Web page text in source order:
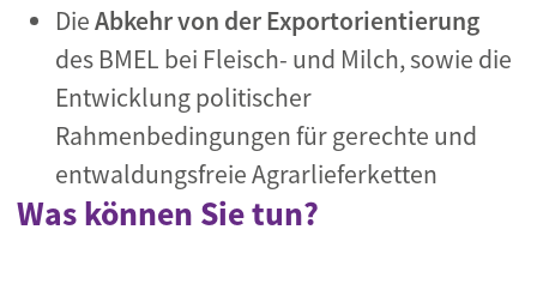
DieAbkehr von der Exportorientierung
des BMEL bei Fleisch- und Milch, sowie die
Entwicklung politischer
Rahmenbedingungen für gerechte und
entwaldungsfreie Agrarlieferketten
Was können Sie tun?